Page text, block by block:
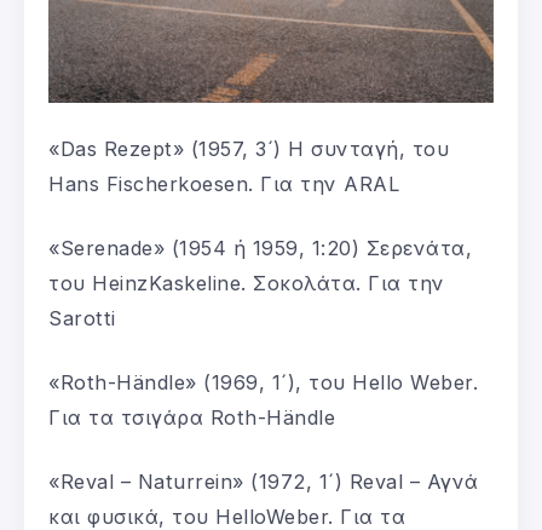
«Das Rezept» (1957, 3´) Η συνταγή, του
Hans Fischerkoesen. Για την ARAL
«Serenade» (1954 ή 1959, 1:20) Σερενάτα,
του HeinzKaskeline. Σοκολάτα. Για την
Sarotti
«Roth-Händle» (1969, 1´), του Hello Weber.
Για τα τσιγάρα Roth-Händle
«Reval – Naturrein» (1972, 1´) Reval – Αγνά
και φυσικά, του HelloWeber. Για τα